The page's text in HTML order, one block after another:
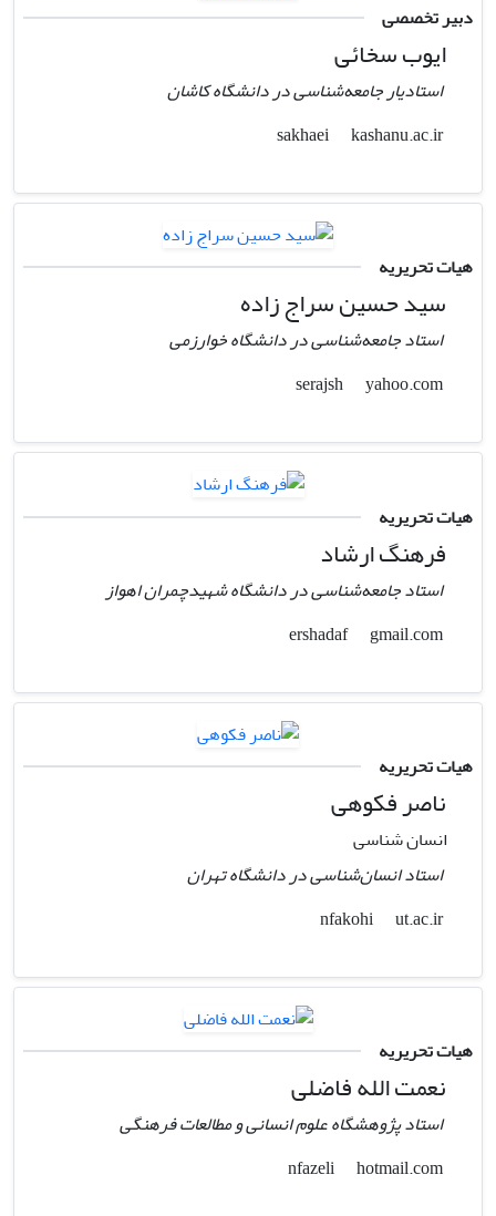
دبیر تخصصی
ایوب سخائی
استادیار جامعه‌شناسی در دانشگاه کاشان
sakhaei
kashanu.ac.ir
هیات تحریریه
سید حسین سراج زاده
استاد جامعه‌شناسی در دانشگاه خوارزمی
yahoo.com
هیات تحریریه
فرهنگ ارشاد
استاد جامعه‌شناسی در دانشگاه شهیدچمران اهواز
gmail.com
هیات تحریریه
ناصر فکوهی
انسان شناسی
استاد انسان‌شناسی در دانشگاه تهران
nfakohi
ut.ac.ir
هیات تحریریه
نعمت الله فاضلی
استاد پژوهشگاه علوم انسانی و مطالعات فرهنگی
hotmail.com